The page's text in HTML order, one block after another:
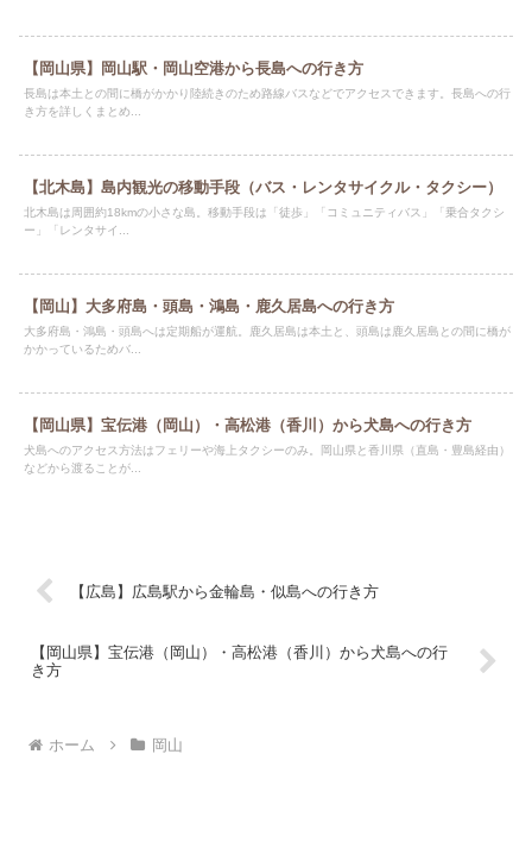
【岡山県】岡山駅・岡山空港から長島への行き方
長島は本土との間に橋がかかり陸続きのため路線バスなどでアクセスできます。長島への行
き方を詳しくまとめ...
【北木島】島内観光の移動手段（バス・レンタサイクル・タクシー）
北木島は周囲約18kmの小さな島。移動手段は「徒歩」「コミュニティバス」「乗合タクシ
ー」「レンタサイ...
【岡山】大多府島・頭島・鴻島・鹿久居島への行き方
大多府島・鴻島・頭島へは定期船が運航。鹿久居島は本土と、頭島は鹿久居島との間に橋が
かかっているためバ...
【岡山県】宝伝港（岡山）・高松港（香川）から犬島への行き方
犬島へのアクセス方法はフェリーや海上タクシーのみ。岡山県と香川県（直島・豊島経由）
などから渡ることが...
【広島】広島駅から金輪島・似島への行き方
【岡山県】宝伝港（岡山）・高松港（香川）から犬島への行
き方
ホーム 岡山